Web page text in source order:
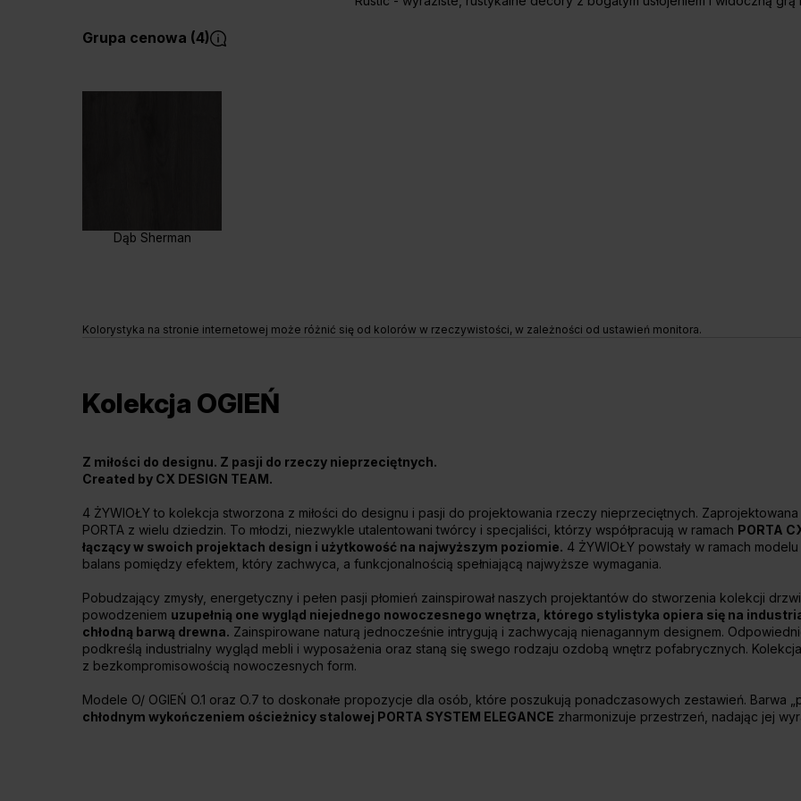
Grupa cenowa (4)
Dąb Sherman
Kolorystyka na stronie internetowej może różnić się od kolorów w rzeczywistości, w zależności od ustawień monitora.
Kolekcja OGIEŃ
Z miłości do designu. Z pasji do rzeczy nieprzeciętnych.
Created by CX DESIGN TEAM.
4 ŻYWIOŁY to kolekcja stworzona z miłości do designu i pasji do projektowania rzeczy nieprzeciętnych.
PORTA z wielu dziedzin. To młodzi, niezwykle utalentowani twórcy i specjaliści, którzy współpracują w ramach PORTA
łączący w swoich projektach design i użytkowość na najwyższym poziomie. 4 ŻYWIOŁY powstały w ramach
balans pomiędzy efektem, który zachwyca, a funkcjonalnością spełniającą najwyższe wymagania.
Pobudzający zmysły, energetyczny i pełen pasji płomień zainspirował naszych projektantów do stworzenia kolekcji
powodzeniem uzupełnią one wygląd niejednego nowoczesnego wnętrza, którego stylistyka opiera się na
chłodną barwą drewna. Zainspirowane naturą jednocześnie intrygują i zachwycają nienagannym designem.
podkreślą industrialny wygląd mebli i wyposażenia oraz staną się swego rodzaju ozdobą wnętrz pofabrycznych.
z bezkompromisowością nowoczesnych form.
Modele O/ OGIEŃ O.1 oraz O.7 to doskonałe propozycje dla osób, które poszukują ponadczasowych zestawień. Barwa
chłodnym wykończeniem ościeżnicy stalowej PORTA SYSTEM ELEGANCE zharmonizuje przestrzeń, nadając jej